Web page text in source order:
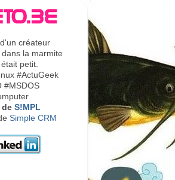
créateur
la marmite
petit.
#ActuGeek
#MSDOS
de S!MPL
Simple CRM